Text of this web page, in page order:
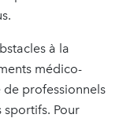
à la
médico-
de professionnels
sportifs. Pour